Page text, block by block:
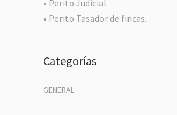
• Perito Judicial.
• Perito Tasador de fincas.
Categorías
GENERAL